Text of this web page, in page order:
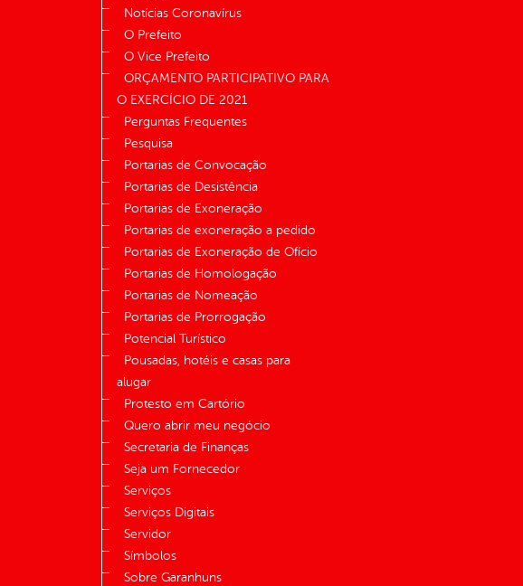
Notícias Coronavírus
O Prefeito
O Vice Prefeito
ORÇAMENTO PARTICIPATIVO PARA
O EXERCÍCIO DE 2021
Perguntas Frequentes
Pesquisa
Portarias de Convocação
Portarias de Desistência
Portarias de Exoneração
Portarias de exoneração a pedido
Portarias de Exoneração de Ofício
Portarias de Homologação
Portarias de Nomeação
Portarias de Prorrogação
Potencial Turístico
Pousadas, hotéis e casas para
alugar
Protesto em Cartório
Quero abrir meu negócio
Secretaria de Finanças
Seja um Fornecedor
Serviços
Serviços Digitais
Servidor
Símbolos
Sobre Garanhuns